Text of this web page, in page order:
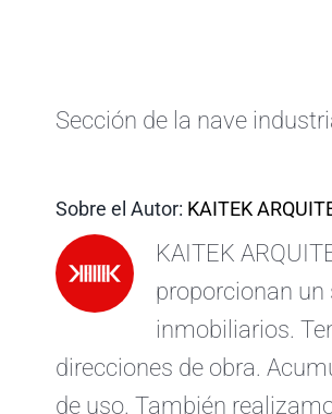
Sección de la nave
Sobre el Autor: KAITEK
KAITEK
proporcionan
inmobiliarios.
direcciones de obra.
de uso. También